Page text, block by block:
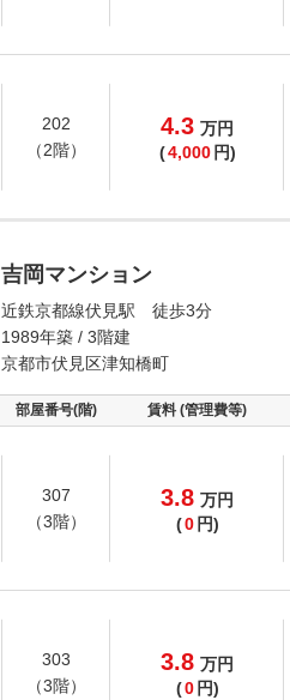
202
（2階）
4.3 万円
(4,000 円)
吉岡マンション
近鉄京都線伏見駅 徒歩3分
1989年築 / 3階建
京都市伏見区津知橋町
部屋番号(階) 賃料 (管理費等)
307
（3階）
3.8 万円
(0 円)
303
（3階）
3.8 万円
(0 円)